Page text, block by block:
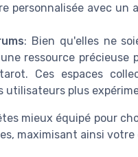
personnalisée avec
: Bien qu'elles ne
ressource précieuse
Ces espaces
utilisateurs plus
mieux équipé pour
maximisant ainsi